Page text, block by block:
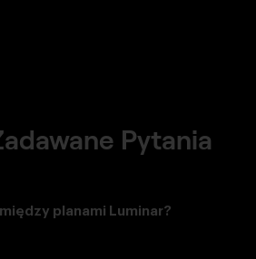
Pytania
planami Luminar?